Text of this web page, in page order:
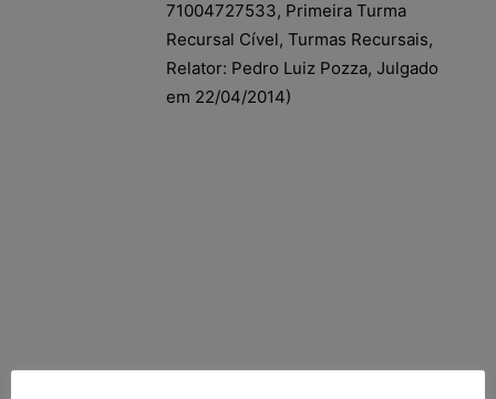
71004727533, Primeira Turma
Recursal Cível, Turmas Recursais,
Relator: Pedro Luiz Pozza, Julgado
em 22/04/2014)